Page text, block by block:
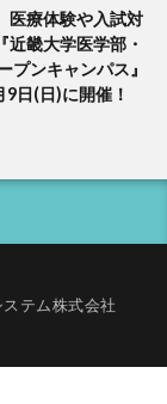
医療体験や入試対
近畿大学医学部・
プンキャンパス』
日(日)に開催！
テム株式会社